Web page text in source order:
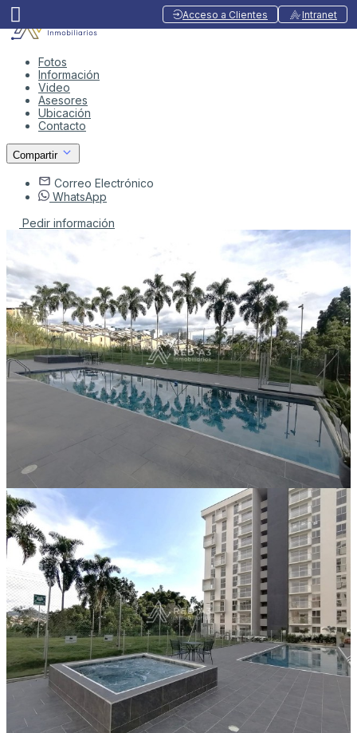
Acceso a Clientes Intranet
Fotos
Información
Video
Asesores
Ubicación
Contacto
Compartir
Correo Electrónico
WhatsApp
Pedir información